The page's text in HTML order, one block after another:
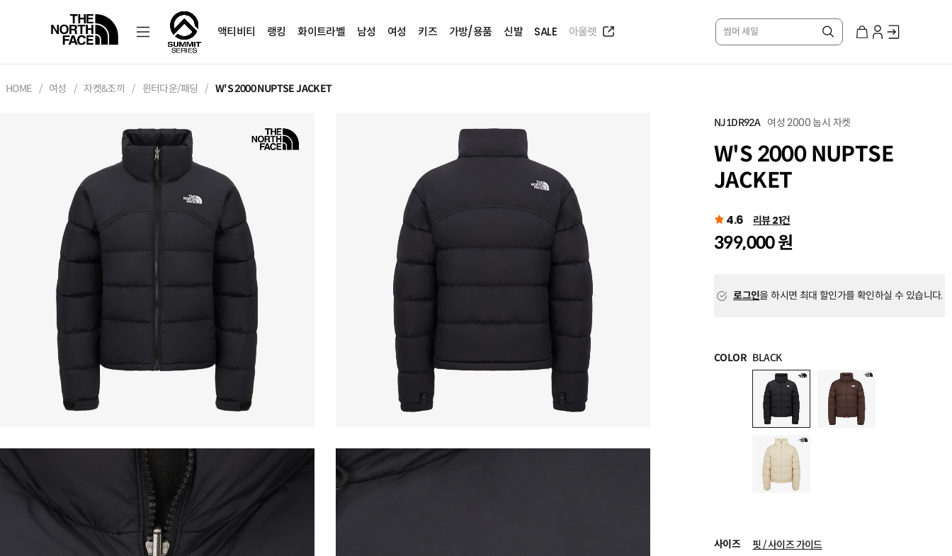
액티비티 랭킹 화이트라벨 남성 여성 키즈 가방/용품 신발 SALE 아울렛 썸머 세일
HOME 여성 자켓&조끼 윈터다운/패딩 W'S 2000 NUPTSE JACKET
NJ1DR92A 여성 2000 눕시 자켓
W'S 2000 NUPTSE
JACKET
4.6 리뷰 21건
399,000 원
로그인을 하시면 최대 할인가를 확인하실 수 있습니다.
COLOR BLACK
사이즈 핏 / 사이즈 가이드